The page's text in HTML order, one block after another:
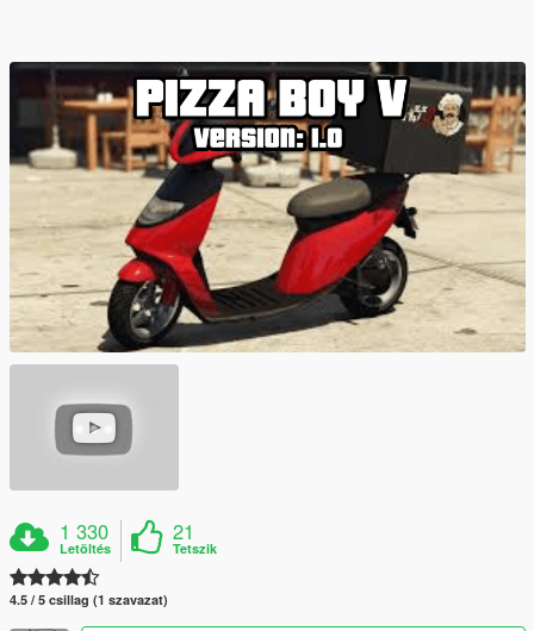
1 330
Letöltés
21
Tetszik
4.5 / 5 csillag (1 szavazat)